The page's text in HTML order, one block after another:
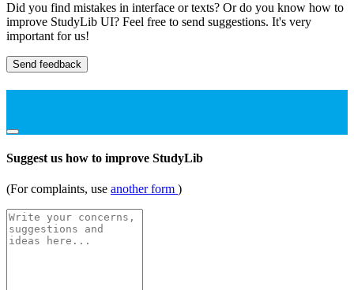
Did you find mistakes in interface or texts? Or do you know how to
improve StudyLib UI? Feel free to send suggestions. It's very
important for us!
Send feedback
Suggest us how to improve StudyLib
(For complaints, use another form )